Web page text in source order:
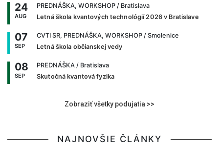
24
AUG
PREDNÁŠKA, WORKSHOP / Bratislava
Letná škola kvantových technológií 2026 v Bratislave
07
SEP
CVTI SR, PREDNÁŠKA, WORKSHOP / Smolenice
Letná škola občianskej vedy
08
SEP
PREDNÁŠKA / Bratislava
Skutočná kvantová fyzika
Zobraziť všetky podujatia >>
NAJNOVŠIE ČLÁNKY